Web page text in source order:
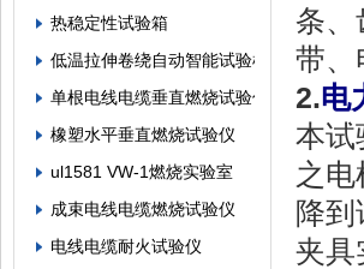
热稳定性试验箱
低温拉伸卷绕自动智能试验机
单根电线电缆垂直燃烧试验仪
橡塑水平垂直燃烧试验仪
ul1581 VW-1燃烧实验室
成束电线电缆燃烧试验仪
电线电缆耐火试验仪
条、
带、
2.电
本试
之
降
夹具